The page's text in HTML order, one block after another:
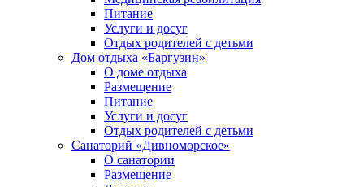
Питание
Услуги и досуг
Отдых родителей с детьми
Дом отдыха «Баргузин»
О доме отдыха
Размещение
Питание
Услуги и досуг
Отдых родителей с детьми
Санаторий «Дивноморское»
О санатории
Размещение